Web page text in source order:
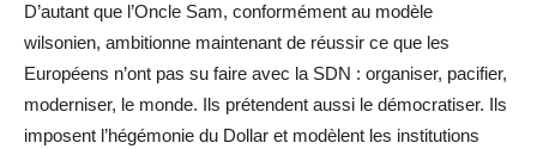
D’autant que l’Oncle Sam, conformément au modèle
wilsonien, ambitionne maintenant de réussir ce que les
Européens n’ont pas su faire avec la SDN : organiser, pacifier,
moderniser, le monde. Ils prétendent aussi le démocratiser. Ils
imposent l’hégémonie du Dollar et modèlent les institutions